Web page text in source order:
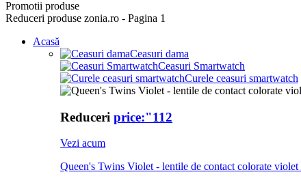
Promotii produse
Reduceri produse zonia.ro - Pagina 1
Acasă
Ceasuri dama
Ceasuri Smartwatch
Curele ceasuri smartwatch
Reduceri price:"112
Vezi acum
Queen's Twins Violet - lentile de contact colorate